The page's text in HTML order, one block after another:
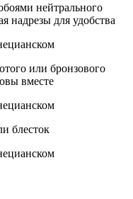
нейтрального
надрезы для удобства
или бронзового
вместе
блесток